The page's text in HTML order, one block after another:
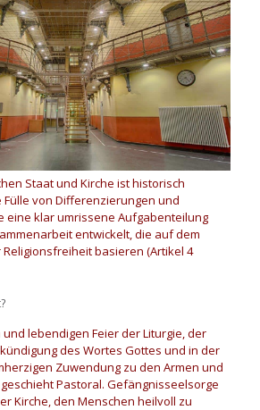
Staat und Kirche ist historisch
Fülle von Differenzierungen und
eine klar umrissene Aufgabenteilung
entwickelt, die auf dem
basieren (Artikel 4
lebendigen Feier der Liturgie, der
des Wortes Gottes und in der
Zuwendung zu den Armen und
Pastoral. Gefängnisseelsorge
Kirche, den Menschen heilvoll zu